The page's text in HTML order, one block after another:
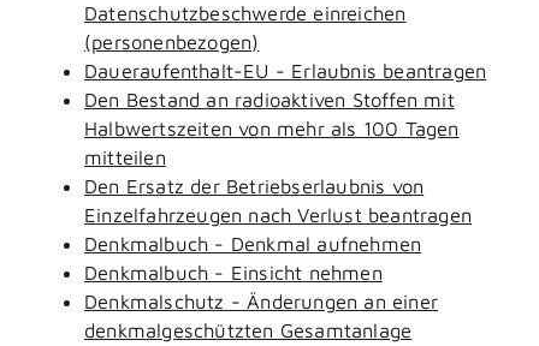
Datenschutzbeschwerde einreichen
(personenbezogen)
Daueraufenthalt-EU - Erlaubnis beantragen
Den Bestand an radioaktiven Stoffen mit
Halbwertszeiten von mehr als 100 Tagen
mitteilen
Den Ersatz der Betriebserlaubnis von
Einzelfahrzeugen nach Verlust beantragen
Denkmalbuch - Denkmal aufnehmen
Denkmalbuch - Einsicht nehmen
Denkmalschutz - Änderungen an einer
denkmalgeschützten Gesamtanlage